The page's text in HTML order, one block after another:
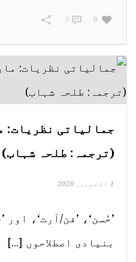
0
0
جمالیاتی نظریات:
(ترجمہ: طلحہ شہاب)
1 اکتوبر, 2020
’حُسن‘، ’فن/آرٹ‘، اور
بنیادی اصطلاحوں [...]